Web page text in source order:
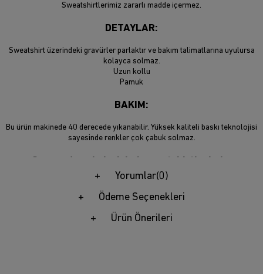
Sweatshirtlerimiz zararlı madde içermez.
DETAYLAR:
Sweatshirt üzerindeki gravürler parlaktır ve bakım talimatlarına uyulursa
kolayca solmaz.
Uzun kollu
Pamuk
BAKIM:
Bu ürün makinede 40 derecede yıkanabilir. Yüksek kaliteli baskı teknolojisi
sayesinde renkler çok çabuk solmaz.
Son moda sokak giyimi sweatshirtlerimiz,
hayatınızdaki hip hop ve sokak giyimi sevenler için
mükemmel bir hediye seçeneğidir.
S-XXL (Ayrıntılar için lütfen beden tablosuna bakın!)
Yorumlar(0)
Ödeme Seçenekleri
Ürün Önerileri